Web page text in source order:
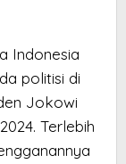
Indonesia
politisi di
Jokowi
Terlebih